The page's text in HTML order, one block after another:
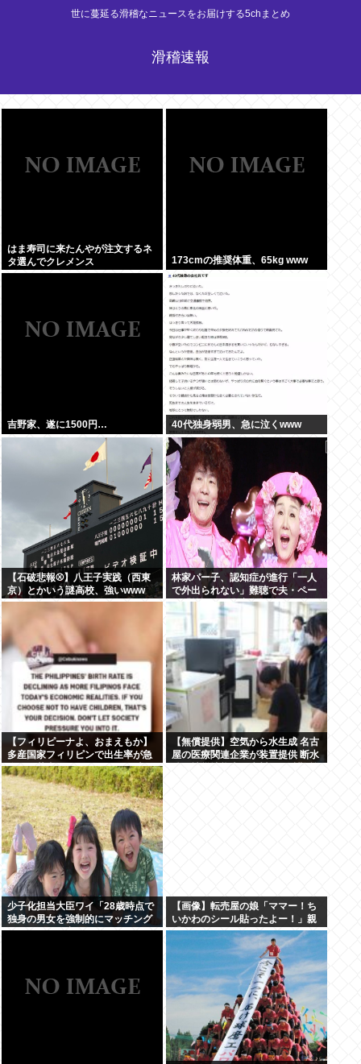
世に蔓延る滑稽なニュースをお届けする5chまとめ
滑稽速報
はま寿司に来たんやが注文するネ
タ選んでクレメンス
173cmの推奨体重、65kg www
吉野家、遂に1500円… 40代独身弱男、急に泣くwww
【石破悲報⚾】八王子実践（西東
京）とかいう謎高校、強いwww
林家パー子、認知症が進行「一人
で外出られない」難聴で夫・ペー
と「筆談」…自宅全焼から約1年
【フィリピーナよ、おまえもか】
多産国家フィリピンで出生率が急
降下、若者はSEXよりSNSの時代
へ
【無償提供】空気から水生成 名古
屋の医療関連企業が装置提供 断水
少子化担当大臣ワイ「28歳時点で
独身の男女を強制的にマッチング
させて子ども産ませます」
【画像】転売屋の娘「ママー！ち
いかわのシール貼ったよー！」親
「！！！！！！」